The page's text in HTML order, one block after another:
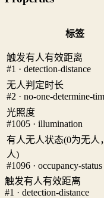
标签
触发有人有效距离
#1 · detection-distance
无人判定时长
#2 · no-one-determine-
光照度
#1005 · illumination
有人无人状态(0为无人
人)
#1096 · occupancy-status
触发有人有效距离
#1 · detection-distance